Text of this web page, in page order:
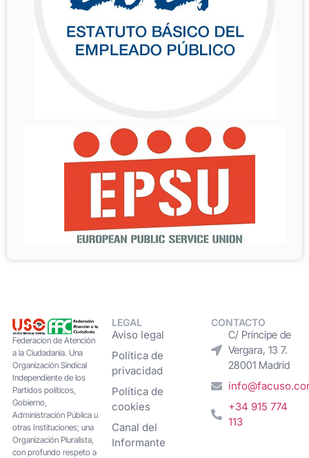
Federacion de Atención
a la Ciudadanía. Una
Organización Sindical
Independiente de los
Partidos políticos,
Gobierno,
Administración Pública u
otras Instituciones; una
Organización Pluralista,
con profundo respeto a
LEGAL
Aviso legal
Política de
privacidad
Política de
cookies
Canal del
Informante
CONTACTO
C/ Príncipe de
Vergara, 13 7.
28001 Madrid
+34 915 774
113